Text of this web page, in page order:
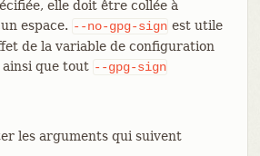
elle doit être collée à
espace. --no-gpg-sign est utile
de la variable de configuration
ainsi que tout --gpg-sign
les arguments qui suivent